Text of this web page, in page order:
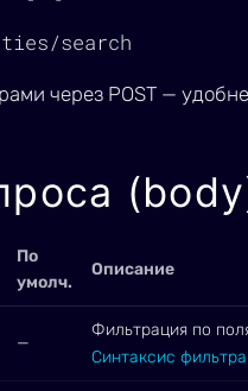
search
через POST —
По
умолч.
Описание
—
Фильтрация по
Синтаксис